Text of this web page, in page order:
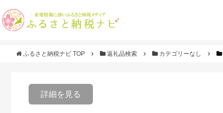
ふるさと納税ナビ TOP 返礼品検索 カテゴリーなし
詳細を見る